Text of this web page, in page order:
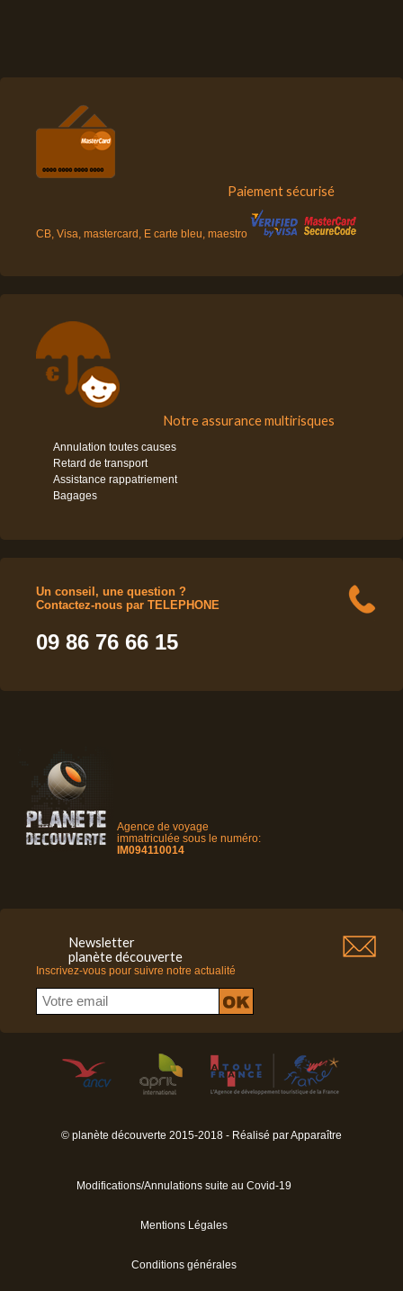
Paiement sécurisé
CB, Visa, mastercard, E carte bleu, maestro
Notre assurance multirisques
Annulation toutes causes
Retard de transport
Assistance rappatriement
Bagages
Un conseil, une question ?
Contactez-nous par TELEPHONE
09 86 76 66 15
Agence de voyage
immatriculée sous le numéro:
IM094110014
Newsletter
planète découverte
Inscrivez-vous pour suivre notre actualité
© planète découverte 2015-2018 - Réalisé parApparaître
Modifications/Annulations suite au Covid-19
Mentions Légales
Conditions générales